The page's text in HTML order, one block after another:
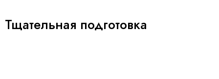
Тщательная подготовка